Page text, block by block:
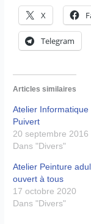
X
Telegram
Articles similaires
Atelier Informatique
Puivert
20 septembre 2016
Dans "Divers"
Atelier Peinture
ouvert à tous
17 octobre 2020
Dans "Divers"